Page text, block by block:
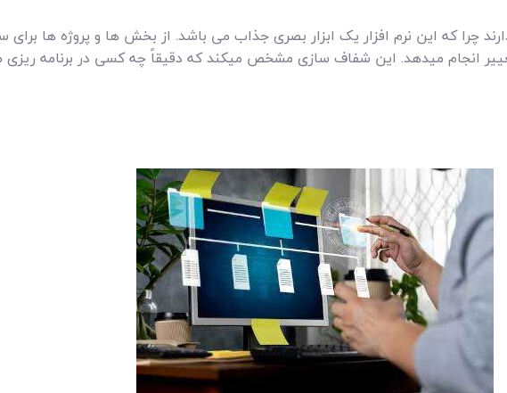
چرا که این نرم افزار یک ابزار بصری جذاب می باشد. از بخش ها و پروژه ها برای
انجام میدهد. این شفاف سازی مشخص میکند که دقیقاً چه کسی در برنامه ریزی